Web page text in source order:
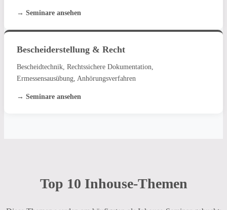
→ Seminare ansehen
Bescheiderstellung & Recht
Bescheidtechnik, Rechtssichere Dokumentation,
Ermessensausübung, Anhörungsverfahren
→ Seminare ansehen
Top 10 Inhouse-Themen